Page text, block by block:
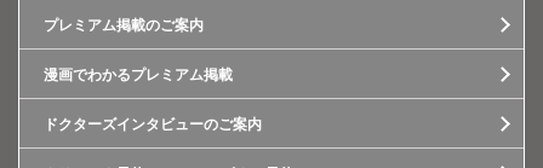
プレミアム掲載のご案内
漫画でわかるプレミアム掲載
ドクターズインタビューのご案内